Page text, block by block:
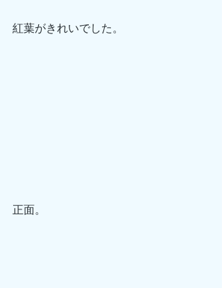
紅葉がきれいでした。
正面。